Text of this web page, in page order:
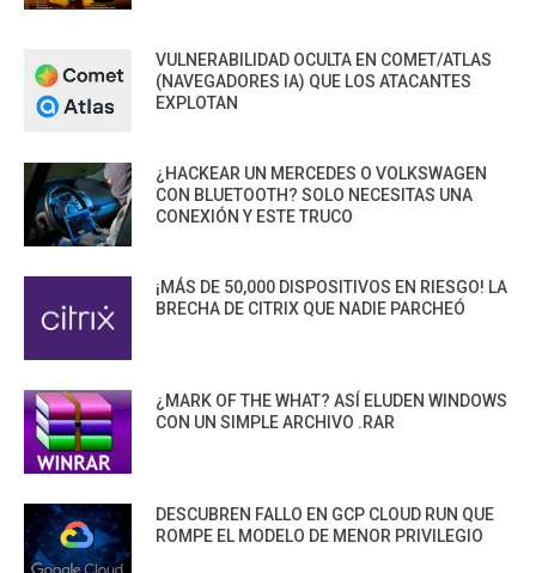
VULNERABILIDAD OCULTA EN COMET/ATLAS
(NAVEGADORES IA) QUE LOS ATACANTES
EXPLOTAN
¿HACKEAR UN MERCEDES O VOLKSWAGEN
CON BLUETOOTH? SOLO NECESITAS UNA
CONEXIÓN Y ESTE TRUCO
¡MÁS DE 50,000 DISPOSITIVOS EN RIESGO! LA
BRECHA DE CITRIX QUE NADIE PARCHEÓ
¿MARK OF THE WHAT? ASÍ ELUDEN WINDOWS
CON UN SIMPLE ARCHIVO .RAR
DESCUBREN FALLO EN GCP CLOUD RUN QUE
ROMPE EL MODELO DE MENOR PRIVILEGIO